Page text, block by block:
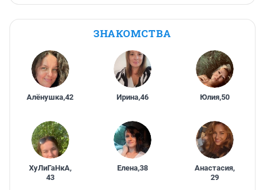
ЗНАКОМСТВА
Алёнушка,42 Ирина,46 Юлия,50
ХуЛиГаНкА,
43
Елена,38 Анастасия,
29